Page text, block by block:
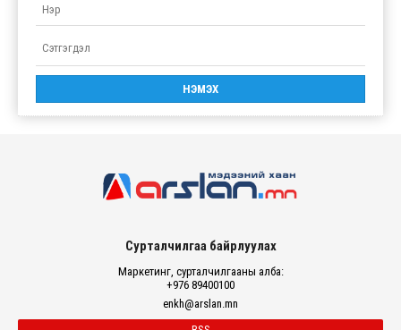
Сурталчилгаа байрлуулах
Маркетинг, сурталчилгааны алба:
+976 89400100
enkh@arslan.mn